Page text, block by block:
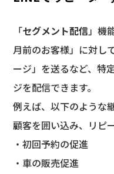
「セグメント配信」機
月前のお客様」に対し
ージ」を送るなど、特
ジを配信できます。
例えば、以下のような
顧客を囲い込み、リピ
・初回予約の促進
・車の販売促進